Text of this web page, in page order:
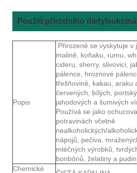
Použití přírodního
Popis
Přirozeně se vyskytuje v
malině, koňaku, rumu,
cideru, sherry, slivovici,
pálence, hroznové
třešňovině, kakau, araku
červených, bílých,
jahodových a šumivých
Používá se jako
potravinách včetně
nealkoholických/
nápojů, pečiva,
mléčných výrobků,
bonbónů, želatiny a
Chemické